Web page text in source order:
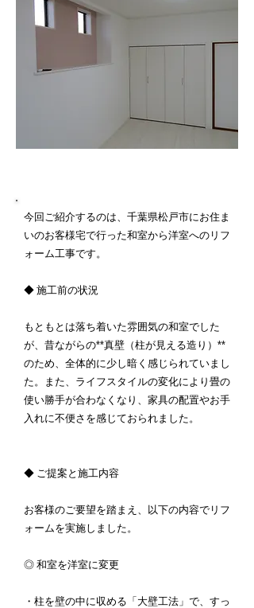
今回ご紹介するのは、千葉県松戸市にお住ま
いのお客様宅で行った和室から洋室へのリフ
ォーム工事です。
◆ 施工前の状況
もともとは落ち着いた雰囲気の和室でした
が、昔ながらの**真壁（柱が見える造り）**
のため、全体的に少し暗く感じられていまし
た。また、ライフスタイルの変化により畳の
使い勝手が合わなくなり、家具の配置やお手
入れに不便さを感じておられました。
◆ ご提案と施工内容
お客様のご要望を踏まえ、以下の内容でリフ
ォームを実施しました。
◎ 和室を洋室に変更
・柱を壁の中に収める「大壁工法」で、すっ